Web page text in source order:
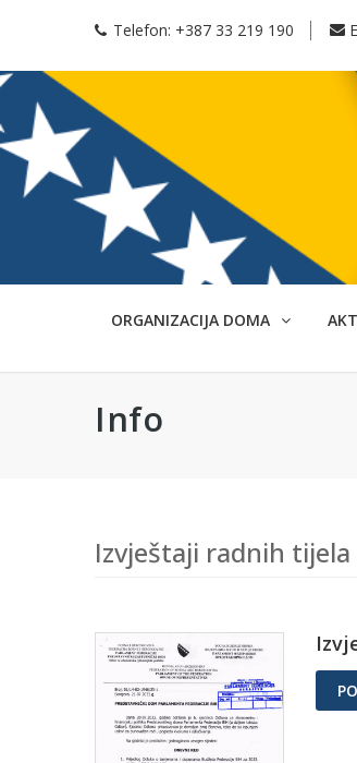
Telefon: +387 33 219 190
ORGANIZACIJA DOMA
Info
Izvještaji radnih tijela